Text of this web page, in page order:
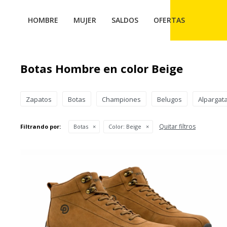
HOMBRE MUJER SALDOS OFERTAS
Botas Hombre en color Beige
Zapatos Botas Championes Belugos
Filtrando por: Botas Color: Beige Quitar filtros